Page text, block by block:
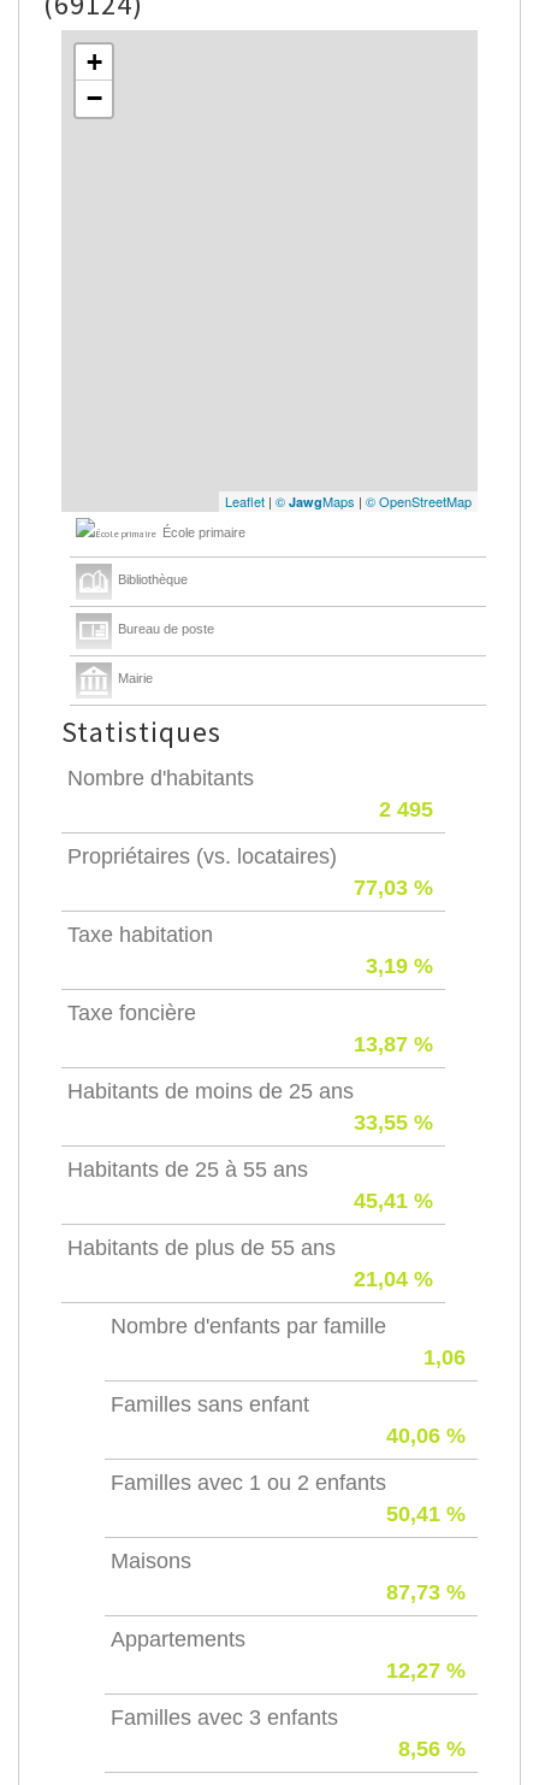
+
−
Leaflet | © JawgMaps | © OpenStreetMap
École primaire
Bibliothèque
Bureau de poste
Mairie
Statistiques
Nombre d'habitants
2 495
Propriétaires (vs. locataires)
77,03 %
Taxe habitation
3,19 %
Taxe foncière
13,87 %
Habitants de moins de 25 ans
33,55 %
Habitants de 25 à 55 ans
45,41 %
Habitants de plus de 55 ans
21,04 %
Nombre d'enfants par famille
1,06
Familles sans enfant
40,06 %
Familles avec 1 ou 2 enfants
50,41 %
Maisons
87,73 %
Appartements
12,27 %
Familles avec 3 enfants
8,56 %